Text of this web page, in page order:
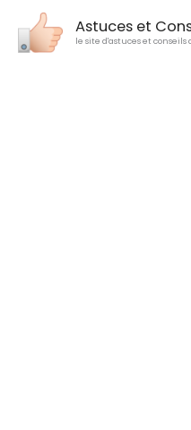
contenu
Astuces et
le site d'astuces et